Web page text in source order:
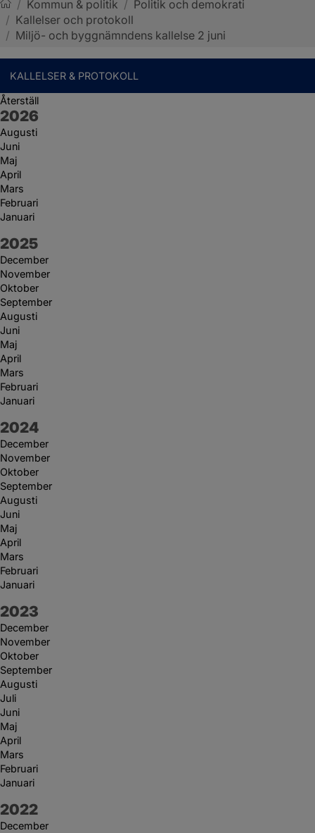
Sotenäs kommun
/ Kommun & politik / Politik och demokrati
/ Kallelser och protokoll
/ Miljö- och byggnämndens kallelse 2 juni
KALLELSER & PROTOKOLL
Återställ
År:
2026
Augusti
Juni
Maj
April
Mars
Februari
Januari
År:
2025
December
November
Oktober
September
Augusti
Juni
Maj
April
Mars
Februari
Januari
År:
2024
December
November
Oktober
September
Augusti
Juni
Maj
April
Mars
Februari
Januari
År:
2023
December
November
Oktober
September
Augusti
Juli
Juni
Maj
April
Mars
Februari
Januari
År:
2022
December